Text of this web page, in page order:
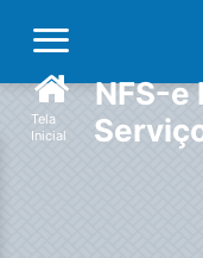
Tela
Inicial
NFS-e